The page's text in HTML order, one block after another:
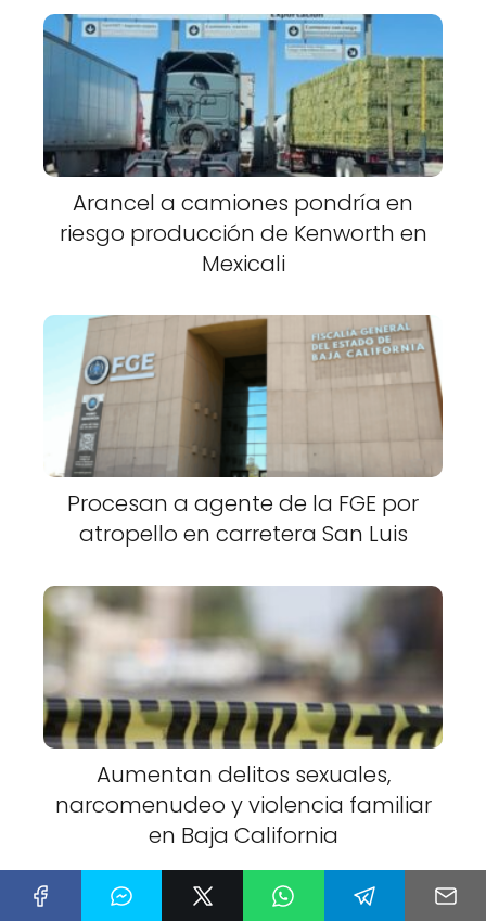
Arancel a camiones pondría en
riesgo producción de Kenworth en
Mexicali
Procesan a agente de la FGE por
atropello en carretera San Luis
Aumentan delitos sexuales,
narcomenudeo y violencia familiar
en Baja California